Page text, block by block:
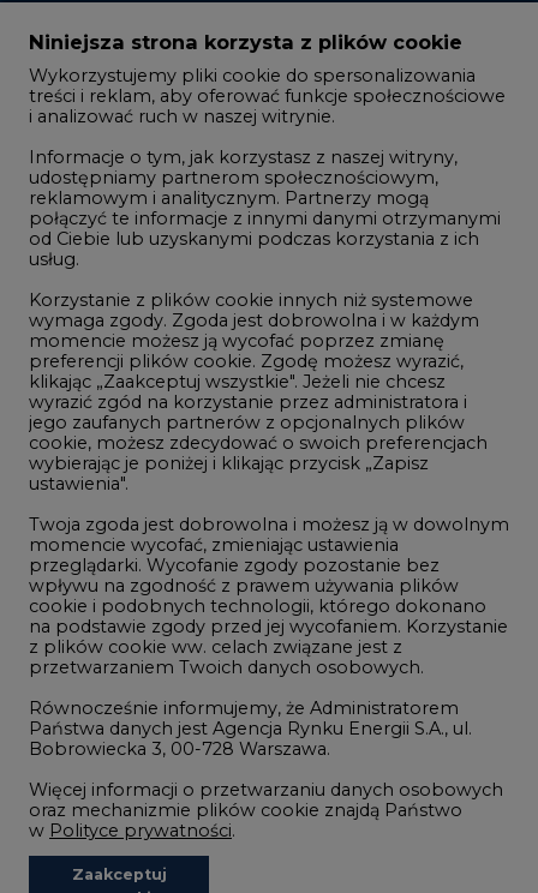
Zmiany kadrowe na rynku
Studio CIRE
Rozmowy o energetyce
Gospodarka
Geopolityka
LTE450
Innowacje i AI
Telekomunikacja i IT
Handel emisjami CO2
Wodór
Górnictwo
Atom
Fotowoltaika
Offshore wind
Zielone samorządy
Zielona gospodarka
Niniejsza strona korzysta z plików cookie
Wykorzystujemy pliki cookie do spersonalizowania
treści i reklam, aby oferować funkcje społecznościowe
i analizować ruch w naszej witrynie.
Informacje o tym, jak korzystasz z naszej witryny,
udostępniamy partnerom społecznościowym,
reklamowym i analitycznym. Partnerzy mogą
połączyć te informacje z innymi danymi otrzymanymi
od Ciebie lub uzyskanymi podczas korzystania z ich
usług.
Korzystanie z plików cookie innych niż systemowe
wymaga zgody. Zgoda jest dobrowolna i w każdym
momencie możesz ją wycofać poprzez zmianę
preferencji plików cookie. Zgodę możesz wyrazić,
klikając „Zaakceptuj wszystkie". Jeżeli nie chcesz
wyrazić zgód na korzystanie przez administratora i
jego zaufanych partnerów z opcjonalnych plików
cookie, możesz zdecydować o swoich preferencjach
wybierając je poniżej i klikając przycisk „Zapisz
ustawienia".
Twoja zgoda jest dobrowolna i możesz ją w dowolnym
momencie wycofać, zmieniając ustawienia
przeglądarki. Wycofanie zgody pozostanie bez
wpływu na zgodność z prawem używania plików
cookie i podobnych technologii, którego dokonano
na podstawie zgody przed jej wycofaniem. Korzystanie
z plików cookie ww. celach związane jest z
przetwarzaniem Twoich danych osobowych.
Równocześnie informujemy, że Administratorem
Państwa danych jest Agencja Rynku Energii S.A., ul.
Bobrowiecka 3, 00-728 Warszawa.
Więcej informacji o przetwarzaniu danych osobowych
oraz mechanizmie plików cookie znajdą Państwo
w Polityce prywatności.
Zaakceptuj